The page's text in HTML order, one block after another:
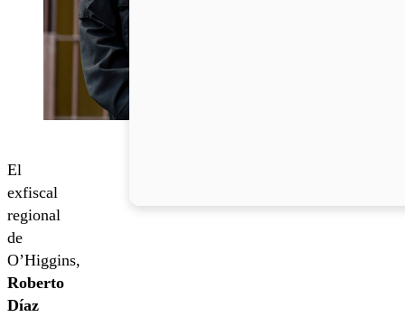
El
exfiscal
regional
de
O’Higgins,
Roberto
Díaz